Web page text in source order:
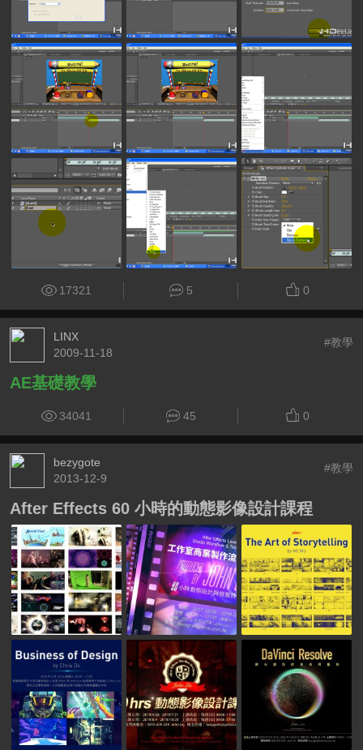
17321 5 0
LINX
2009-11-18
#教學
AE基礎教學
34041 45 0
bezygote
2013-12-9
#教學
After Effects 60 小時的動態影像設計課程